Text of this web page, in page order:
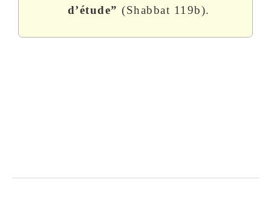
d’étude” (Shabbat 119b).